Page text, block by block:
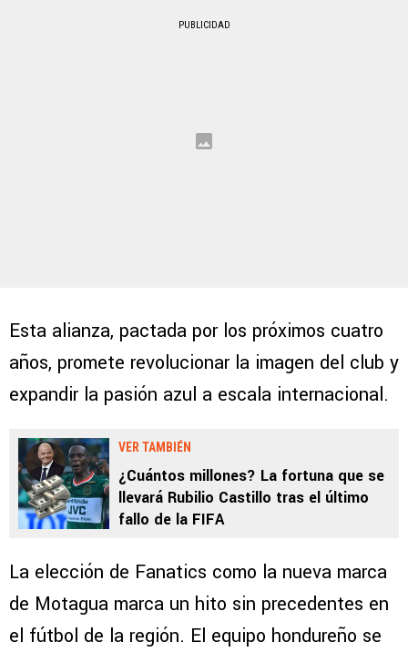
PUBLICIDAD
Esta alianza, pactada por los próximos cuatro
años, promete revolucionar la imagen del club y
expandir la pasión azul a escala internacional.
VER TAMBIÉN
¿Cuántos millones? La fortuna que se
llevará Rubilio Castillo tras el último
fallo de la FIFA
La elección de Fanatics como la nueva marca
de Motagua marca un hito sin precedentes en
el fútbol de la región. El equipo hondureño se